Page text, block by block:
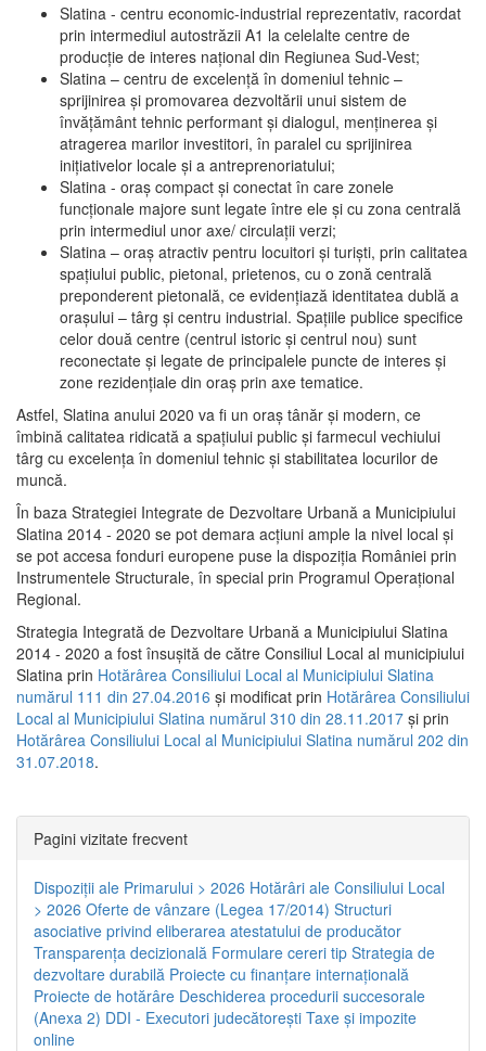
Slatina - centru economic-industrial reprezentativ, racordat
prin intermediul autostrăzii A1 la celelalte centre de
producţie de interes naţional din Regiunea Sud-Vest;
Slatina – centru de excelenţă în domeniul tehnic –
sprijinirea şi promovarea dezvoltării unui sistem de
învăţământ tehnic performant şi dialogul, menţinerea şi
atragerea marilor investitori, în paralel cu sprijinirea
iniţiativelor locale şi a antreprenoriatului;
Slatina - oraş compact şi conectat în care zonele
funcţionale majore sunt legate între ele şi cu zona centrală
prin intermediul unor axe/ circulații verzi;
Slatina – oraş atractiv pentru locuitori şi turişti, prin calitatea
spaţiului public, pietonal, prietenos, cu o zonă centrală
preponderent pietonală, ce evidenţiază identitatea dublă a
oraşului – târg şi centru industrial. Spaţiile publice specifice
celor două centre (centrul istoric şi centrul nou) sunt
reconectate şi legate de principalele puncte de interes şi
zone rezidenţiale din oraş prin axe tematice.
Astfel, Slatina anului 2020 va fi un oraş tânăr şi modern, ce
îmbină calitatea ridicată a spaţiului public şi farmecul vechiului
târg cu excelenţa în domeniul tehnic şi stabilitatea locurilor de
muncă.
În baza Strategiei Integrate de Dezvoltare Urbană a Municipiului
Slatina 2014 - 2020 se pot demara acţiuni ample la nivel local şi
se pot accesa fonduri europene puse la dispoziţia României prin
Instrumentele Structurale, în special prin Programul Operațional
Regional.
Strategia Integrată de Dezvoltare Urbană a Municipiului Slatina
2014 - 2020 a fost însuşită de către Consiliul Local al municipiului
Slatina prin Hotărârea Consiliului Local al Municipiului Slatina
numărul 111 din 27.04.2016 și modificat prin Hotărârea Consiliului
Local al Municipiului Slatina numărul 310 din 28.11.2017 și prin
Hotărârea Consiliului Local al Municipiului Slatina numărul 202 din
31.07.2018.
Pagini vizitate frecvent
Dispoziţii ale Primarului > 2026 Hotărâri ale Consiliului Local
> 2026 Oferte de vânzare (Legea 17/2014) Structuri
asociative privind eliberarea atestatului de producător
Transparenţa decizională Formulare cereri tip Strategia de
dezvoltare durabilă Proiecte cu finanţare internaţională
Proiecte de hotărâre Deschiderea procedurii succesorale
(Anexa 2) DDI - Executori judecătorești Taxe şi impozite
online